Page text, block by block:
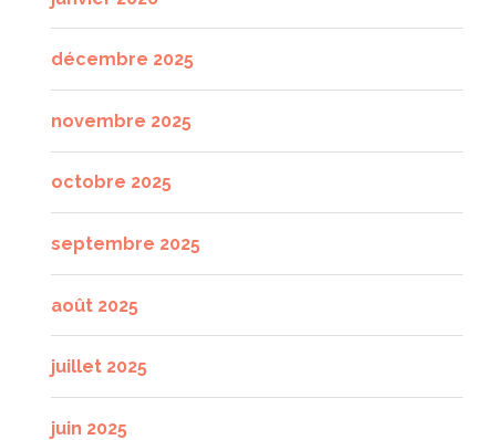
décembre 2025
novembre 2025
octobre 2025
septembre 2025
août 2025
juillet 2025
juin 2025